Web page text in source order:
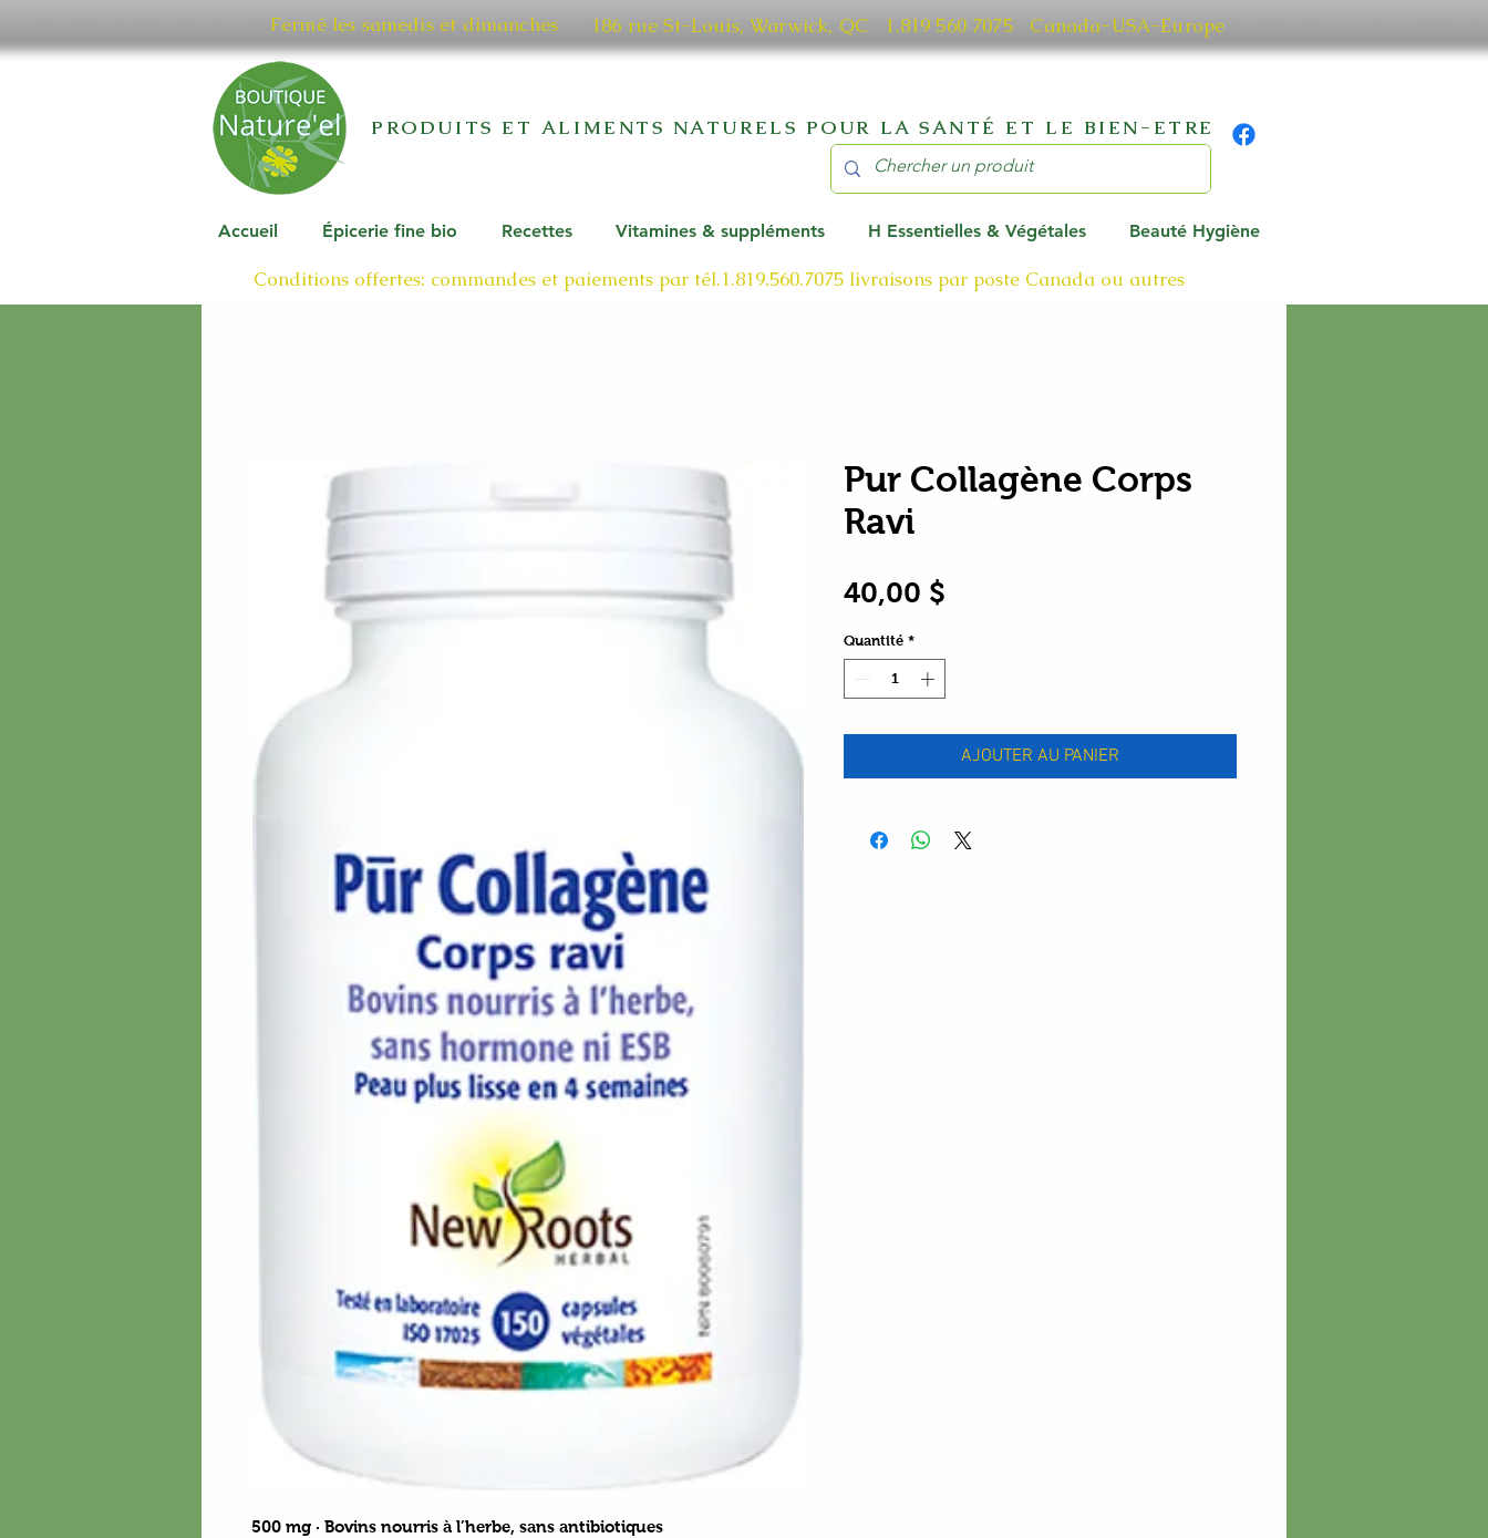
Fermé les samedis et dimanches 186 rue St-Louis, Warwick, QC​ 1.819 560 7075 Canada-USA-Europe
PRODUITS ET ALIMENTS NATURELS POUR LA SANTÉ ET LE BIEN-ETRE
Accueil Épicerie fine bio Recettes Vitamines & suppléments H Essentielles & Végétales Beauté Hygiène
Conditions offertes: commandes et paiements par tél.1.819.560.7075 livraisons par poste Canada ou autres
500 mg · Bovins nourris à l’herbe, sans antibiotiques
Pur Collagène Corps
Ravi
40,00 $
Quantité *
AJOUTER AU PANIER